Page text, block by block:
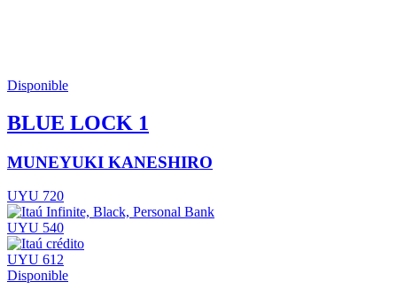
Disponible
BLUE LOCK 1
MUNEYUKI KANESHIRO
UYU 720
UYU 540
UYU 612
Disponible